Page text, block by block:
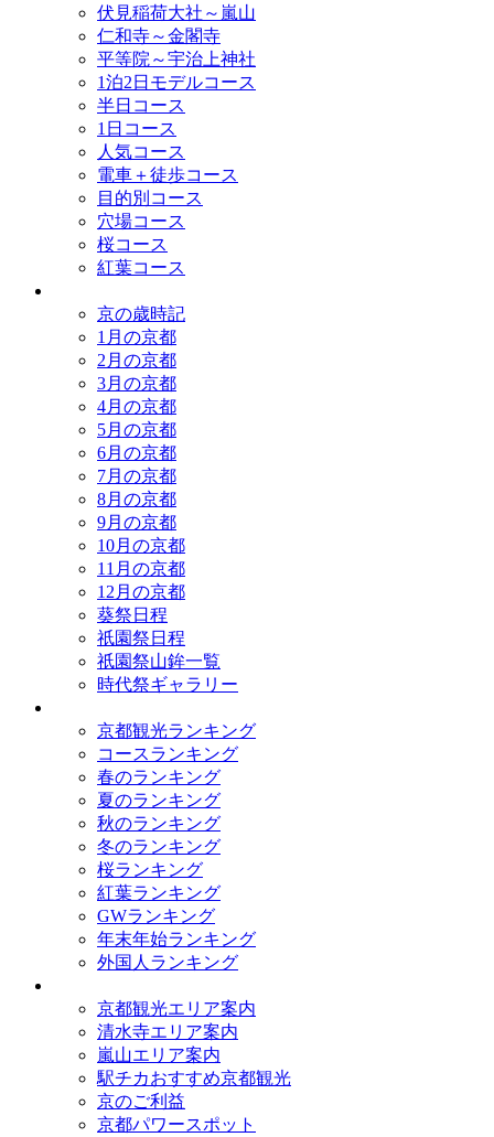
伏見稲荷大社～嵐山
仁和寺～金閣寺
平等院～宇治上神社
1泊2日モデルコース
半日コース
1日コース
人気コース
電車＋徒歩コース
目的別コース
穴場コース
桜コース
紅葉コース
京の歳時記
1月の京都
2月の京都
3月の京都
4月の京都
5月の京都
6月の京都
7月の京都
8月の京都
9月の京都
10月の京都
11月の京都
12月の京都
葵祭日程
祇園祭日程
祇園祭山鉾一覧
時代祭ギャラリー
京都観光ランキング
コースランキング
春のランキング
夏のランキング
秋のランキング
冬のランキング
桜ランキング
紅葉ランキング
GWランキング
年末年始ランキング
外国人ランキング
京都観光エリア案内
清水寺エリア案内
嵐山エリア案内
駅チカおすすめ京都観光
京のご利益
京都パワースポット